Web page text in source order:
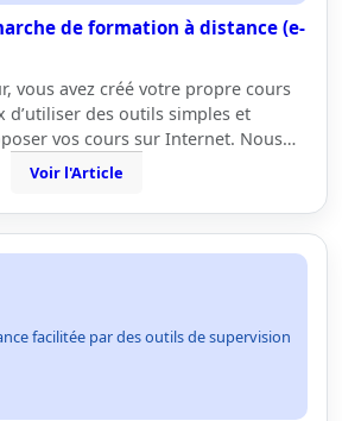
de formation à distance (e-
vous avez créé votre propre cours
d’utiliser des outils simples et
vos cours sur Internet. Nous…
Voir l'Article
facilitée par des outils de supervision